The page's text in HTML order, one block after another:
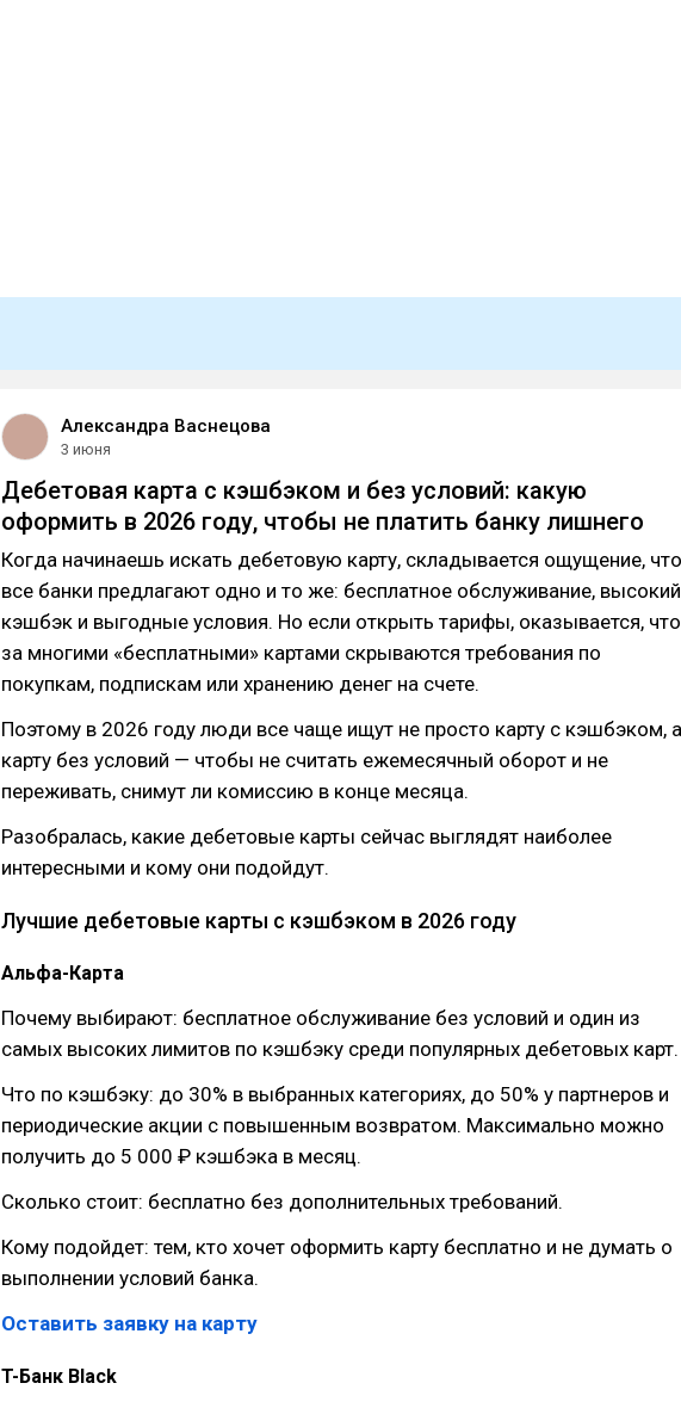
Александра Васнецова
3 июня
Дебетовая карта с кэшбэком и без условий: какую
оформить в 2026 году, чтобы не платить банку лишнего
Когда начинаешь искать дебетовую карту, складывается ощущение, что
все банки предлагают одно и то же: бесплатное обслуживание, высокий
кэшбэк и выгодные условия. Но если открыть тарифы, оказывается, что
за многими «бесплатными» картами скрываются требования по
покупкам, подпискам или хранению денег на счете.
Поэтому в 2026 году люди все чаще ищут не просто карту с кэшбэком, а
карту без условий — чтобы не считать ежемесячный оборот и не
переживать, снимут ли комиссию в конце месяца.
Разобралась, какие дебетовые карты сейчас выглядят наиболее
интересными и кому они подойдут.
Лучшие дебетовые карты с кэшбэком в 2026 году
Альфа-Карта
Почему выбирают: бесплатное обслуживание без условий и один из
самых высоких лимитов по кэшбэку среди популярных дебетовых карт.
Что по кэшбэку: до 30% в выбранных категориях, до 50% у партнеров и
периодические акции с повышенным возвратом. Максимально можно
получить до 5 000 ₽ кэшбэка в месяц.
Сколько стоит: бесплатно без дополнительных требований.
Кому подойдет: тем, кто хочет оформить карту бесплатно и не думать о
выполнении условий банка.
Оставить заявку на карту
T-Банк Black